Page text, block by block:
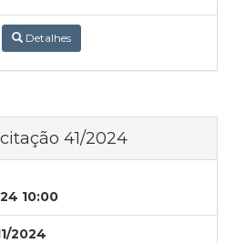
Detalhes
41/2024
10:00
2024